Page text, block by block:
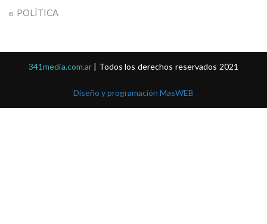
POLÍTICA
341media.com.ar | Todos los derechos reservados 2021
Diseño y programación MasWEB